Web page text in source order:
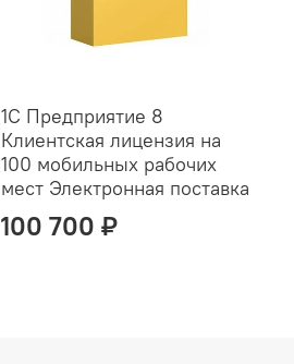
1С Предприятие 8
Клиентская лицензия на
100 мобильных рабочих
мест Электронная поставка
100 700 ₽